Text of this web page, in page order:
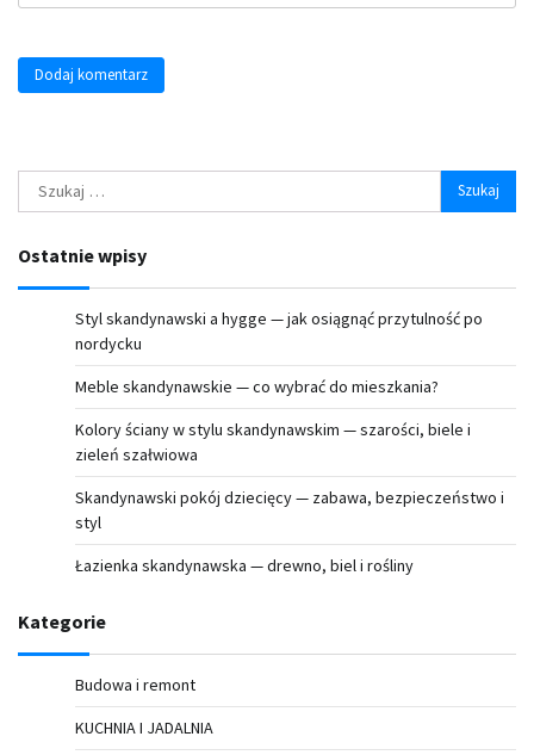
Szukaj:
Ostatnie wpisy
Styl skandynawski a hygge — jak osiągnąć przytulność po
nordycku
Meble skandynawskie — co wybrać do mieszkania?
Kolory ściany w stylu skandynawskim — szarości, biele i
zieleń szałwiowa
Skandynawski pokój dziecięcy — zabawa, bezpieczeństwo i
styl
Łazienka skandynawska — drewno, biel i rośliny
Kategorie
Budowa i remont
KUCHNIA I JADALNIA